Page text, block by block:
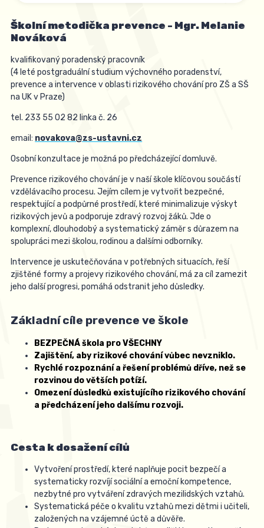
Školní metodička prevence - Mgr. Melanie
Nováková
kvalifikovaný poradenský pracovník
(4 leté postgraduální studium výchovného poradenství,
prevence a intervence v oblasti rizikového chování pro ZŠ a SŠ
na UK v Praze)
tel. 233 55 02 82 linka č. 26
email: novakova@zs-ustavni.cz
Osobní konzultace je možná po předcházející domluvě.
Prevence rizikového chování je v naší škole klíčovou součástí
vzdělávacího procesu. Jejím cílem je vytvořit bezpečné,
respektující a podpůrné prostředí, které minimalizuje výskyt
rizikových jevů a podporuje zdravý rozvoj žáků. Jde o
komplexní, dlouhodobý a systematický záměr s důrazem na
spolupráci mezi školou, rodinou a dalšími odborníky.
Intervence je uskutečňována v potřebných situacích, řeší
zjištěné formy a projevy rizikového chování, má za cíl zamezit
jeho další progresi, pomáhá odstranit jeho důsledky.
Základní cíle prevence ve škole
BEZPEČNÁ škola pro VŠECHNY
Zajištění, aby rizikové chování vůbec nevzniklo.
Rychlé rozpoznání a řešení problémů dříve, než se
rozvinou do větších potíží.
Omezení důsledků existujícího rizikového chování
a předcházení jeho dalšímu rozvoji.
Cesta k dosažení cílů
Vytvoření prostředí, které naplňuje pocit bezpečí a
systematicky rozvíjí sociální a emoční kompetence,
nezbytné pro vytváření zdravých mezilidských vztahů.
Systematická péče o kvalitu vztahů mezi dětmi i učiteli,
založených na vzájemné úctě a důvěře.